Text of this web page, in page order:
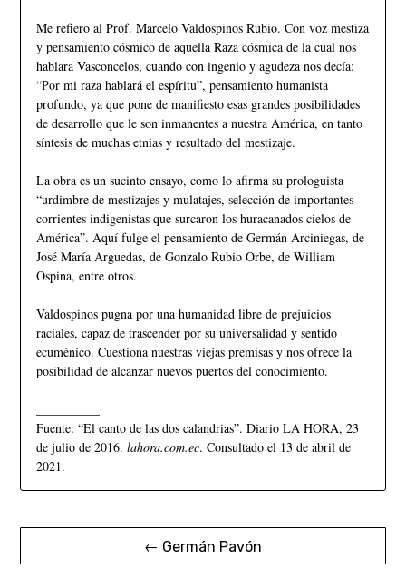
Me refiero al Prof. Marcelo Valdospinos Rubio. Con voz mestiza
y pensamiento cósmico de aquella Raza cósmica de la cual nos
hablara Vasconcelos, cuando con ingenio y agudeza nos decía:
“Por mi raza hablará el espíritu”, pensamiento humanista
profundo, ya que pone de manifiesto esas grandes posibilidades
de desarrollo que le son inmanentes a nuestra América, en tanto
síntesis de muchas etnias y resultado del mestizaje.
La obra es un sucinto ensayo, como lo afirma su prologuista
“urdimbre de mestizajes y mulatajes, selección de importantes
corrientes indigenistas que surcaron los huracanados cielos de
América”. Aquí fulge el pensamiento de Germán Arciniegas, de
José María Arguedas, de Gonzalo Rubio Orbe, de William
Ospina, entre otros.
Valdospinos pugna por una humanidad libre de prejuicios
raciales, capaz de trascender por su universalidad y sentido
ecuménico. Cuestiona nuestras viejas premisas y nos ofrece la
posibilidad de alcanzar nuevos puertos del conocimiento.
Fuente: “El canto de las dos calandrias”. Diario LA HORA, 23
de julio de 2016. lahora.com.ec. Consultado el 13 de abril de
2021.
← Germán Pavón